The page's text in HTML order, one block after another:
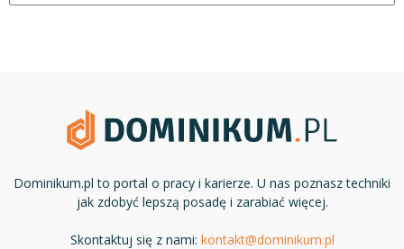
Dominikum.pl to portal o pracy i karierze. U nas poznasz techniki
jak zdobyć lepszą posadę i zarabiać więcej.
Skontaktuj się z nami: kontakt@dominikum.pl